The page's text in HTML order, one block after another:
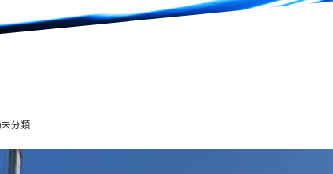
未分類